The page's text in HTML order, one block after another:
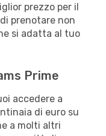
prezzo per il
prenotare non
si adatta al tuo
Prime
accedere a
di euro su
a molti altri